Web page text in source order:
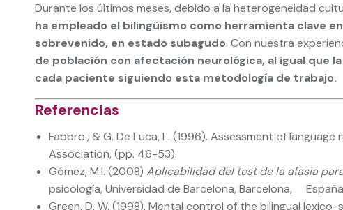
Durante los últimos meses, debido a la heterogeneidad
ha empleado el bilingüismo como herramienta clave
sobrevenido, en estado subagudo. Con nuestra
de población con afectación neurológica, al igual
cada paciente siguiendo esta metodología de trabajo.
Referencias
Fabbro., & G. De Luca, L. (1996). Assessment of
Association, (pp. 46-53).
Gómez, M.I. (2008) Aplicabilidad del test de la afasia
psicología, Universidad de Barcelona, Barcelona,
Green, D. W. (1998). Mental control of the bilingual